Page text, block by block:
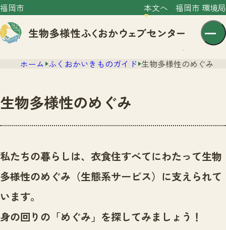
福岡市 本文へ 福岡市 環境局
センター紹介
センター紹介TOP
サイトポリシー
ニュース
いきものガイド
いきものガイドTOP
イベント
ホーム ふくおかいきものガイド 生物多様性のめぐみ
生物多様性のめぐみ
私たちの暮らしは、衣食住すべてにわたって生物
多様性のめぐみ（生態系サービス）に支えられて
います。
身の回りの「めぐみ」を探してみましょう！